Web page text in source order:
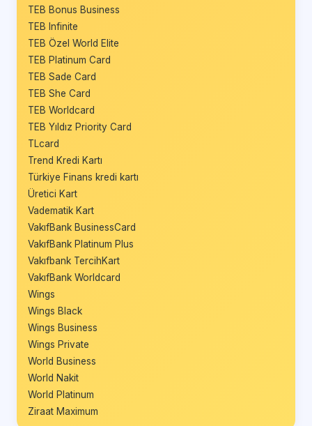
TEB Bonus Business
TEB Infinite
TEB Özel World Elite
TEB Platinum Card
TEB Sade Card
TEB She Card
TEB Worldcard
TEB Yıldız Priority Card
TLcard
Trend Kredi Kartı
Türkiye Finans kredi kartı
Üretici Kart
Vadematik Kart
VakıfBank BusinessCard
VakıfBank Platinum Plus
Vakıfbank TercihKart
VakıfBank Worldcard
Wings
Wings Black
Wings Business
Wings Private
World Business
World Nakit
World Platinum
Ziraat Maximum